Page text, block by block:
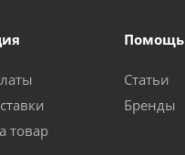
товар
Помощь
Статьи
Бренды